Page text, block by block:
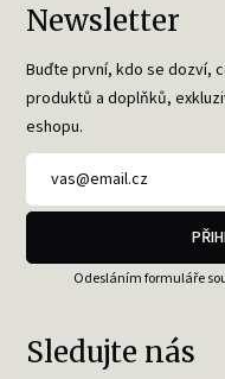
Newsletter
Buďte první, kdo se dozví,
produktů a doplňků,
eshopu.
Odesláním formuláře
Sledujte nás